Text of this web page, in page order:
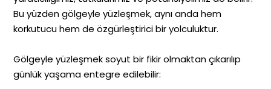
Bu yüzden gölgeyle yüzleşmek, aynı anda hem
korkutucu hem de özgürleştirici bir yolculuktur.
Gölgeyle yüzleşmek soyut bir fikir olmaktan çıkarılıp
günlük yaşama entegre edilebilir: